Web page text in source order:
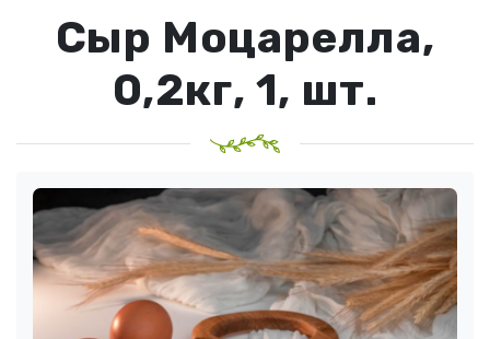
ДОСТАВКА И ОПЛАТА
Сыр Моцарелла,
0,2кг, 1, шт.